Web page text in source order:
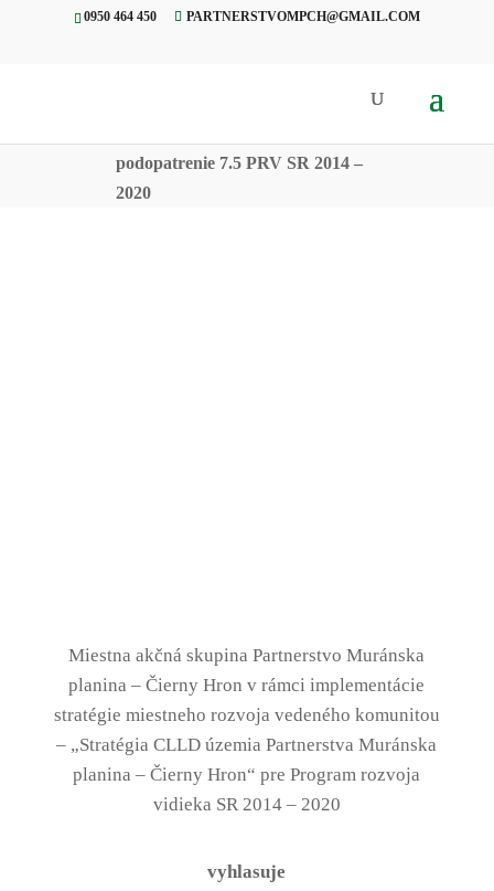
0950 464 450 PARTNERSTVOMPCH@GMAIL.COM
podopatrenie 7.5 PRV SR 2014 –
2020
Miestna akčná skupina Partnerstvo Muránska
planina – Čierny Hron v rámci implementácie
stratégie miestneho rozvoja vedeného komunitou
– „Stratégia CLLD územia Partnerstva Muránska
planina – Čierny Hron“ pre Program rozvoja
vidieka SR 2014 – 2020
vyhlasuje